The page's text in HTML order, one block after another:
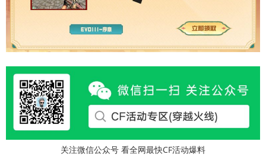
关注微信公众号 看全网最快CF活动爆料